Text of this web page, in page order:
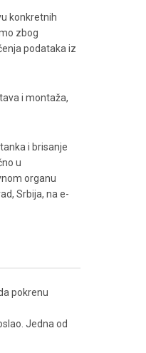
konkretnih
zbog
podataka iz
i montaža,
i brisanje
u
organu
Srbija, na e-
pokrenu
Jedna od